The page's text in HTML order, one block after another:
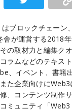
はブロックチェーン
舎が運営する2018
の取材力と編集ク
ラムなどのテキス
、イベント、書籍
た企業向けに
、コンテンツ制作
ミュニティ「